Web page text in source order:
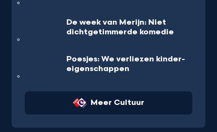
De week van Merijn: Niet
dichtgetimmerde komedie
Poesjes: We verliezen kinder-
eigenschappen
Meer Cultuur